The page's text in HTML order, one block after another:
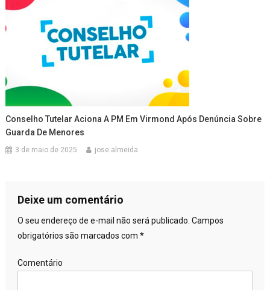
Conselho Tutelar Aciona A PM Em Virmond Após Denúncia Sobre
Guarda De Menores
3 de maio de 2025 jose almeida
Deixe um comentário
O seu endereço de e-mail não será publicado. Campos
obrigatórios são marcados com *
Comentário